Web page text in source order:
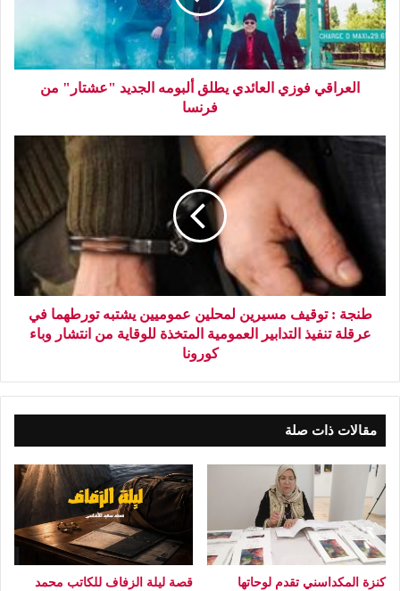
العراقي فوزي العائدي يطلق ألبومه الجديد "عشتار" من
فرنسا
طنجة : توقيف مسيرين لمحلين عموميين يشتبه تورطهما في
عرقلة تنفيذ التدابير العمومية المتخذة للوقاية من انتشار وباء
كورونا
مقالات ذات صلة
كنزة المكداسني تقدم لوحاتها
قصة ليلة الزفاف للكاتب محمد